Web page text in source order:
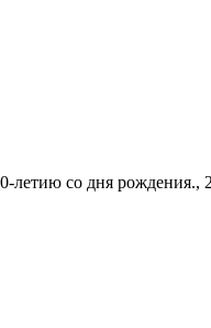
летию со дня